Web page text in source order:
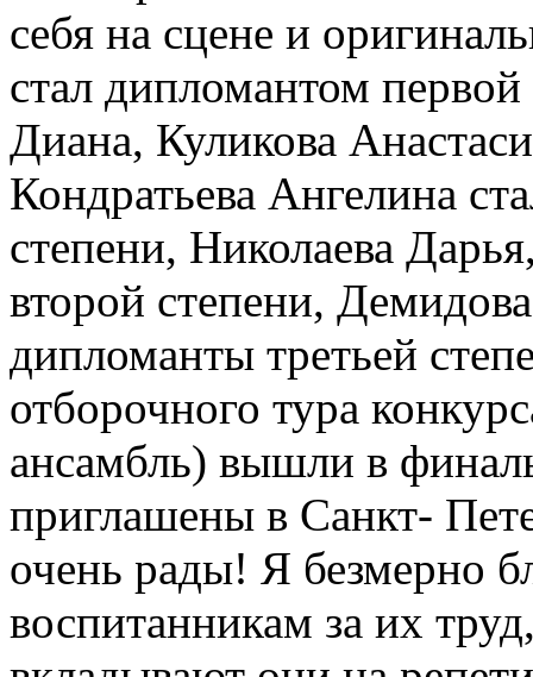
себя на сцене и
стал дипломантом
Диана, Куликова
Кондратьева Ангелина
степени, Николаева
второй степени,
дипломанты третьей
отборочного тура
ансамбль) вышли в
приглашены в Санкт-
очень рады! Я безмерно
воспитанникам за их